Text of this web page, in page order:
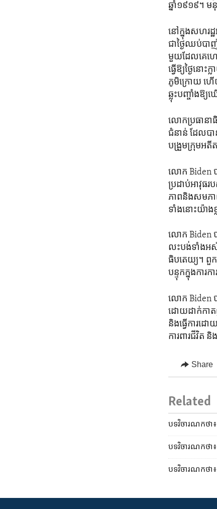
ឆ្នាំ១៩១៩។ មនុ
នៅ​ក្នុង​សហរដ្ឋ​អ
ជា​ថ្ងៃ​ឈប់​បា
មួយ​ដែល​គេ​ហៅ​
ធ្វើឱ្យ​ថ្ងៃ​ន
ភូមិ​ក្រោយ ហើ
ឆ្លុះបញ្ចាំង​ឱ្យ​
លោក​ប្រធានា
ជំនាន់ ដែល​បា
បង្រួម​ក្រុម​អ
លោក Biden
ប្រដាប់​អាវុធ​រ
ភាពនិង​សមភា
ទាំងនោះ​យ៉ាង
លោក Biden ប
លះបង់​ទាំងអស់​
ធិបតេយ្យ។ ពួ
បន្ទុក​ក្នុង​កា
លោក Biden ប
ដោយ​ដាក់​កាត
និង​ធ្វើការ​ដ
ការពារ​ជីវិត
Share
Related
បទវិចារណកថា
បទវិចារណកថា
បទវិចារណកថា